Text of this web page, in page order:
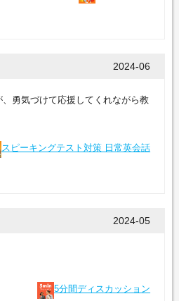
2024-06
勇気づけて応援してくれながら教
スピーキングテスト対策 日常英会話
2024-05
5分間ディスカッション